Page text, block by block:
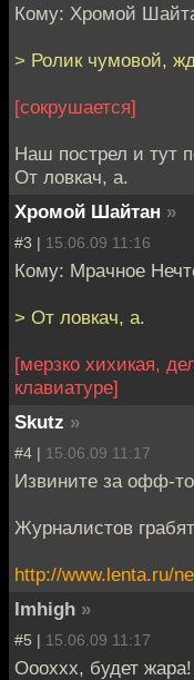
Кому: Хромой
> Ролик чумовой,
[сокрушается]
Наш пострел и тут
От ловкач, а.
Хромой Шайтан »
#3 | 15.06.09 11:16
Кому: Мрачное
> От ловкач, а.
[мерзко хихикая,
клавиатуре]
Skutz »
#4 | 15.06.09 11:17
Извините за офф-
Журналистов
http://www.lenta.ru/
Imhigh »
#5 | 15.06.09 11:17
Оооххх, будет